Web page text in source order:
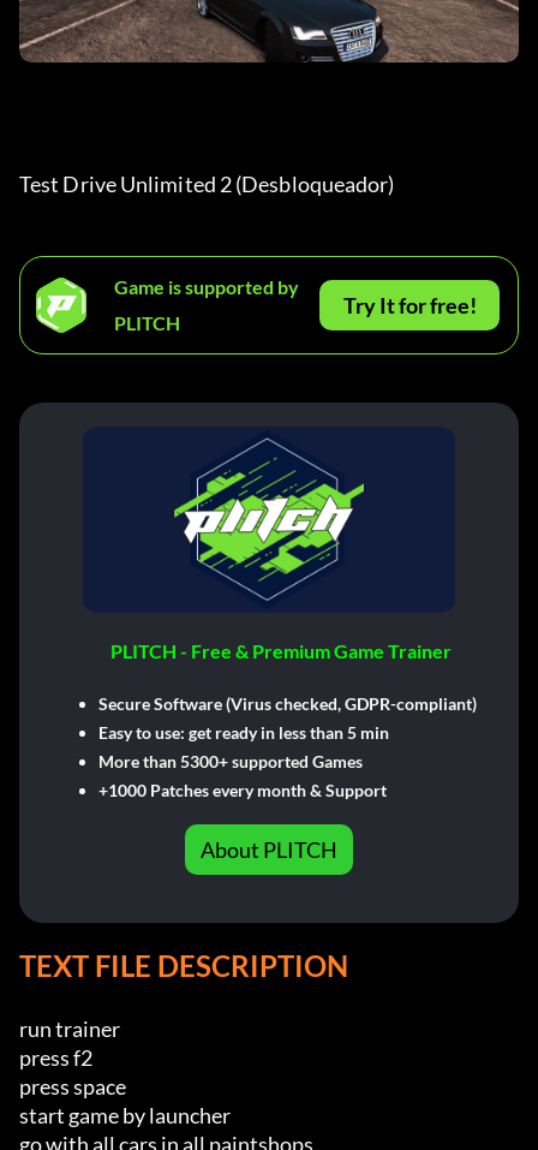
Test Drive Unlimited 2 (Desbloqueador)
Game is supported by
PLITCH
Try It for free!
PLITCH - Free & Premium Game Trainer
Secure Software (Virus checked, GDPR-compliant)
Easy to use: get ready in less than 5 min
More than 5300+ supported Games
+1000 Patches every month & Support
About PLITCH
TEXT FILE DESCRIPTION
run trainer
press f2
press space
start game by launcher
go with all cars in all paintshops